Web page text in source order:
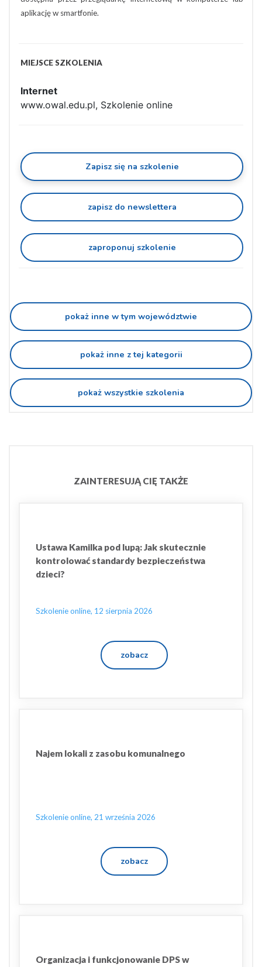
aplikację w smartfonie.
MIEJSCE SZKOLENIA
Internet
www.owal.edu.pl, Szkolenie online
Zapisz się na szkolenie
zapisz do newslettera
zaproponuj szkolenie
pokaż inne w tym województwie
pokaż inne z tej kategorii
pokaż wszystkie szkolenia
ZAINTERESUJĄ CIĘ TAKŻE
Ustawa Kamilka pod lupą: Jak skutecznie
kontrolować standardy bezpieczeństwa
dzieci?
Szkolenie online, 12 sierpnia 2026
zobacz
Najem lokali z zasobu komunalnego
Szkolenie online, 21 września 2026
zobacz
Organizacja i funkcjonowanie DPS w